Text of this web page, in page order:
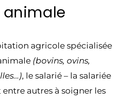
agricole spécialisée
(bovins, ovins,
, le salarié – la salariée
autres à soigner les